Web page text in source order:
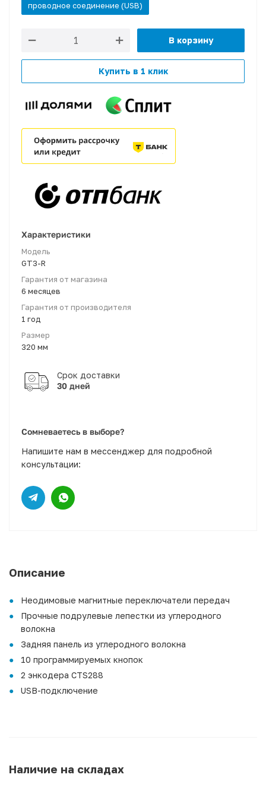
проводное соединение (USB)
В корзину
Купить в 1 клик
Характеристики
30 дней
Модель
GT3-R
Гарантия от магазина
6 месяцев
Гарантия от производителя
1 год
Размер
320 мм
Сомневаетесь в выборе?
Напишите нам в мессенджер для подробной
консультации:
Описание
Неодимовые магнитные переключатели передач
Прочные подрулевые лепестки из углеродного
волокна
Задняя панель из углеродного волокна
10 программируемых кнопок
2 энкодера CTS288
USB-подключение
Наличие на складах